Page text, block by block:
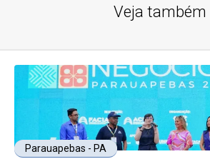
Veja também
Parauapebas - PA